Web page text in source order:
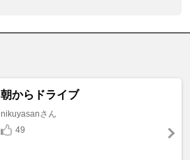
朝からドライブ
nikuyasanさん
49